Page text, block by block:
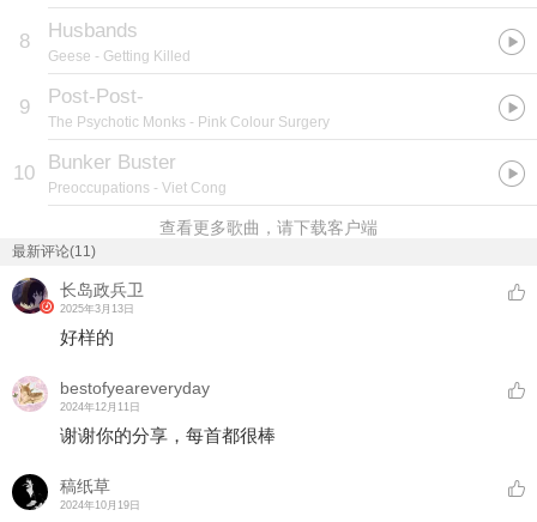
8 Husbands
Geese - Getting Killed
9 Post-Post-
The Psychotic Monks - Pink Colour Surgery
10 Bunker Buster
Preoccupations - Viet Cong
查看更多歌曲，请下载客户端
最新评论(11)
长岛政兵卫
2025年3月13日
好样的
bestofyeareveryday
2024年12月11日
谢谢你的分享，每首都很棒
稿纸草
2024年10月19日